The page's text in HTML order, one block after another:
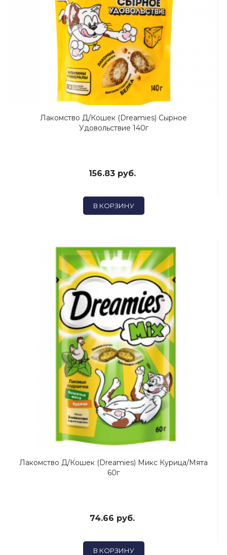
Лакомство Д/кошек (Dreamies) Сырное
Удовольствие 140г
156.83 руб.
В КОРЗИНУ
Лакомство Д/кошек (Dreamies) Микс Курица/Мята
60г
74.66 руб.
В КОРЗИНУ